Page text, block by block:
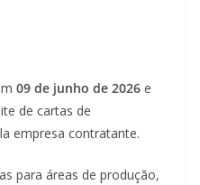
09 de junho de 2026 e
de cartas de
empresa contratante.
para áreas de produção,